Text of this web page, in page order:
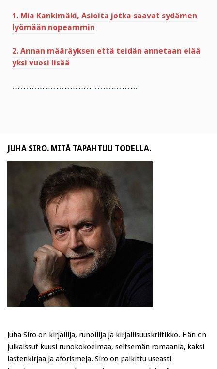
1. Mia Kankimäki, Asioita jotka saavat sydämen
lyömään nopeammin
2. Annan määräyksen että teidän annetaan elää
yksi vuosi lisää
……………………………………….
JUHA SIRO. MITÄ TAPAHTUU TODELLA.
Juha Siro on kirjailija, runoilija ja kirjallisuuskriitikko. Hän on
julkaissut kuusi runokokoelmaa, seitsemän romaania, kaksi
lastenkirjaa ja aforismeja. Siro on palkittu useasti